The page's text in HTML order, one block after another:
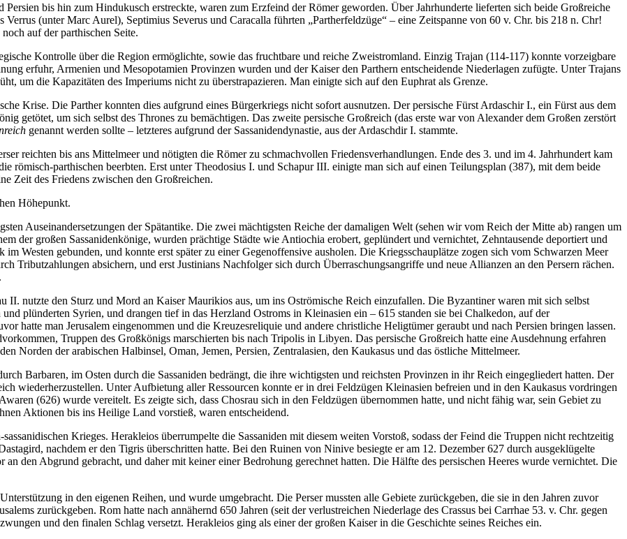
bis hin zum Hindukusch erstreckte, waren zum Erzfeind der Römer geworden. Über Jahrhunderte lieferten sich beide Großreiche
(unter Marc Aurel), Septimius Severus und Caracalla führten „Partherfeldzüge“ – eine Zeitspanne von 60 v. Chr. bis 218 n. Chr!
auf der parthischen Seite.
Kontrolle über die Region ermöglichte, sowie das fruchtbare und reiche Zweistromland. Einzig Trajan (114-117) konnte vorzeigbare
erfuhr, Armenien und Mesopotamien Provinzen wurden und der Kaiser den Parthern entscheidende Niederlagen zufügte. Unter Trajans
um die Kapazitäten des Imperiums nicht zu überstrapazieren. Man einigte sich auf den Euphrat als Grenze.
Krise. Die Parther konnten dies aufgrund eines Bürgerkriegs nicht sofort ausnutzen. Der persische Fürst Ardaschir I., ein Fürst aus dem
getötet, um sich selbst des Thrones zu bemächtigen. Das zweite persische Großreich (das erste war von Alexander dem Großen zerstört
genannt werden sollte – letzteres aufgrund der Sassanidendynastie, aus der Ardaschdir I. stammte.
reichten bis ans Mittelmeer und nötigten die Römer zu schmachvollen Friedensverhandlungen. Ende des 3. und im 4. Jahrhundert kam
römisch-parthischen beerbten. Erst unter Theodosius I. und Schapur III. einigte man sich auf einen Teilungsplan (387), mit dem beide
Zeit des Friedens zwischen den Großreichen.
Höhepunkt.
Auseinandersetzungen der Spätantike. Die zwei mächtigsten Reiche der damaligen Welt (sehen wir vom Reich der Mitte ab) rangen um
der großen Sassanidenkönige, wurden prächtige Städte wie Antiochia erobert, geplündert und vernichtet, Zehntausende deportiert und
Westen gebunden, und konnte erst später zu einer Gegenoffensive ausholen. Die Kriegsschauplätze zogen sich vom Schwarzen Meer
Tributzahlungen absichern, und erst Justinians Nachfolger sich durch Überraschungsangriffe und neue Allianzen an den Persern rächen.
II. nutzte den Sturz und Mord an Kaiser Maurikios aus, um ins Oströmische Reich einzufallen. Die Byzantiner waren mit sich selbst
plünderten Syrien, und drangen tief in das Herzland Ostroms in Kleinasien ein – 615 standen sie bei Chalkedon, auf der
hatte man Jerusalem eingenommen und die Kreuzesreliquie und andere christliche Heligtümer geraubt und nach Persien bringen lassen.
Truppen des Großkönigs marschierten bis nach Tripolis in Libyen. Das persische Großreich hatte eine Ausdehnung erfahren
Norden der arabischen Halbinsel, Oman, Jemen, Persien, Zentralasien, den Kaukasus und das östliche Mittelmeer.
Barbaren, im Osten durch die Sassaniden bedrängt, die ihre wichtigsten und reichsten Provinzen in ihr Reich eingegliedert hatten. Der
wiederherzustellen. Unter Aufbietung aller Ressourcen konnte er in drei Feldzügen Kleinasien befreien und in den Kaukasus vordringen
(626) wurde vereitelt. Es zeigte sich, dass Chosrau sich in den Feldzügen übernommen hatte, und nicht fähig war, sein Gebiet zu
Aktionen bis ins Heilige Land vorstieß, waren entscheidend.
Krieges. Herakleios überrumpelte die Sassaniden mit diesem weiten Vorstoß, sodass der Feind die Truppen nicht rechtzeitig
nachdem er den Tigris überschritten hatte. Bei den Ruinen von Ninive besiegte er am 12. Dezember 627 durch ausgeklügelte
den Abgrund gebracht, und daher mit keiner einer Bedrohung gerechnet hatten. Die Hälfte des persischen Heeres wurde vernichtet. Die
in den eigenen Reihen, und wurde umgebracht. Die Perser mussten alle Gebiete zurückgeben, die sie in den Jahren zuvor
zurückgeben. Rom hatte nach annähernd 650 Jahren (seit der verlustreichen Niederlage des Crassus bei Carrhae 53. v. Chr. gegen
und den finalen Schlag versetzt. Herakleios ging als einer der großen Kaiser in die Geschichte seines Reiches ein.